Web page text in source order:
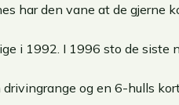
har den vane at de gjerne
i 1992. I 1996 sto de siste
og en 6-hulls